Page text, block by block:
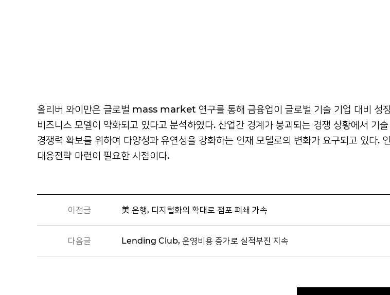
올리버 와이만은 글로벌 mass market 연구를 통해 금융업이 글로벌 기술 기업 대비 성
비즈니스 모델이 약화되고 있다고 분석하였다. 산업간 경계가 붕괴되는 경쟁 상황에서 기
경쟁력 확보를 위하여 다양성과 유연성을 강화하는 인재 모델로의 변화가 요구되고 있다.
대응전략 마련이 필요한 시점이다.
이전글 美 은행, 디지털화의 확대로 점포 폐쇄 가속
다음글 Lending Club, 운영비용 증가로 실적부진 지속